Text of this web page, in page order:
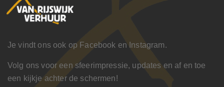
Je vindt ons ook op Facebook en Instagram.
Volg ons voor een sfeerimpressie, updates en af en toe
een kijkje achter de schermen!